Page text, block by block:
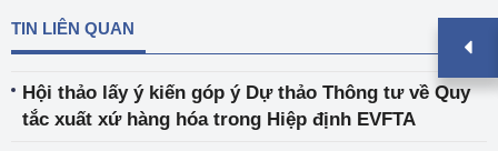
TIN LIÊN QUAN
Hội thảo lấy ý kiến góp ý Dự thảo Thông tư về Quy
tắc xuất xứ hàng hóa trong Hiệp định EVFTA